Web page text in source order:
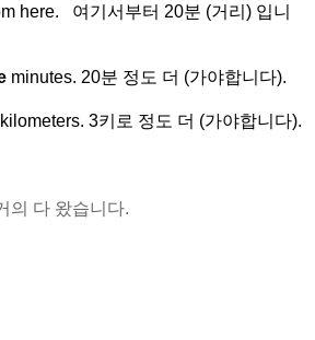
here. 여기서부터 20분 (거리) 입니
minutes. 20분 정도 더 (가야합니다).
kilometers. 3키로 정도 더 (가야합니다).
의 다 왔습니다.